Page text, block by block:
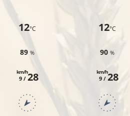
12°C
89%
9 /
km/h28
12°C
90%
9 /
km/h28